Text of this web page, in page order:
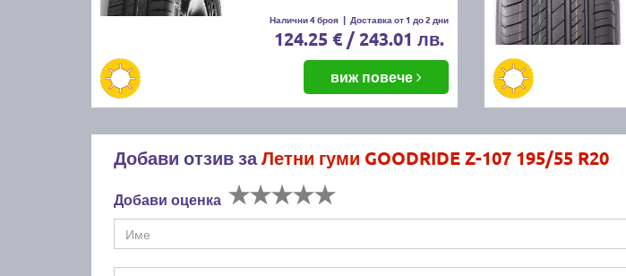
Налични 4 броя | Доставка от 1 до 2 дни
124.25 € / 243.01 лв.
виж повече
Добави отзив заЛетни гуми GOODRIDE Z-107 195/55 R20
Добави оценка